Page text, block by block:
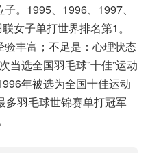
。1995、1996、1997、
女子单打世界排名第1。
丰富；不足是：心理状态
当选全国羽毛球”十佳”运动
年被选为全国十佳运动
多羽毛球世锦赛单打冠军